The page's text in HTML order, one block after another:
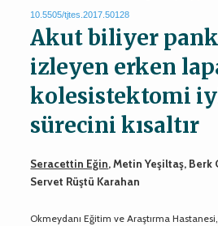
10.5505/tjtes.2017.50128
Akut biliyer
izleyen erken
kolesistektomi
sürecini kısaltır
Seracettin Eğin, Metin Yeşiltaş, Berk
Servet Rüştü Karahan
Okmeydanı Eğitim ve Araştırma